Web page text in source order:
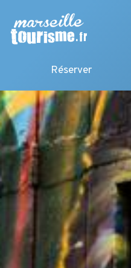
Réserver